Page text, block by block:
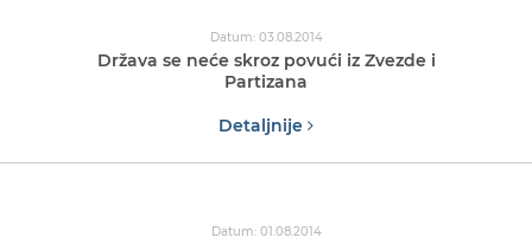
Datum: 03.08.2014
Država se neće skroz povući iz Zvezde i
Partizana
Detaljnije
Datum: 01.08.2014